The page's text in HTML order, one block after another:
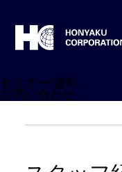
セミナー/資料
お問い合わせ